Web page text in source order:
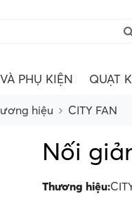
PHỤ KIỆN QUẠT
hiệu CITY FAN
Nối
Thương hiệu: